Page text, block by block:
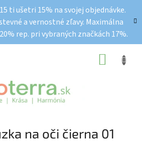
ti ušetri 15% na svojej objednávke.
a vernostné zľavy. Maximálna
rep. pri vybraných značkách 17%.
na oči čierna 01